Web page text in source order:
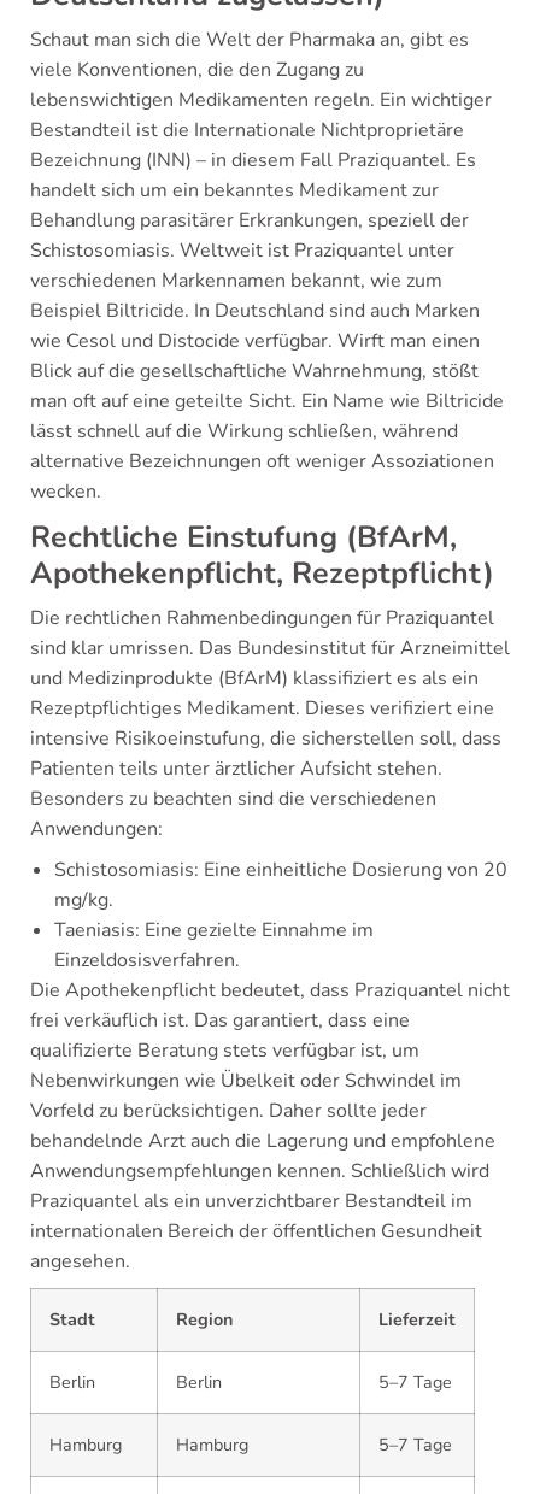
Schaut man sich die Welt der Pharmaka an, gibt es
viele Konventionen, die den Zugang zu
lebenswichtigen Medikamenten regeln. Ein wichtiger
Bestandteil ist die Internationale Nichtproprietäre
Bezeichnung (INN) – in diesem Fall Praziquantel. Es
handelt sich um ein bekanntes Medikament zur
Behandlung parasitärer Erkrankungen, speziell der
Schistosomiasis. Weltweit ist Praziquantel unter
verschiedenen Markennamen bekannt, wie zum
Beispiel Biltricide. In Deutschland sind auch Marken
wie Cesol und Distocide verfügbar. Wirft man einen
Blick auf die gesellschaftliche Wahrnehmung, stößt
man oft auf eine geteilte Sicht. Ein Name wie Biltricide
lässt schnell auf die Wirkung schließen, während
alternative Bezeichnungen oft weniger Assoziationen
wecken.
Rechtliche Einstufung (BfArM,
Apothekenpflicht, Rezeptpflicht)
Die rechtlichen Rahmenbedingungen für Praziquantel
sind klar umrissen. Das Bundesinstitut für Arzneimittel
und Medizinprodukte (BfArM) klassifiziert es als ein
Rezeptpflichtiges Medikament. Dieses verifiziert eine
intensive Risikoeinstufung, die sicherstellen soll, dass
Patienten teils unter ärztlicher Aufsicht stehen.
Besonders zu beachten sind die verschiedenen
Anwendungen:
Schistosomiasis: Eine einheitliche Dosierung von 20
mg/kg.
Taeniasis: Eine gezielte Einnahme im
Einzeldosisverfahren.
Die Apothekenpflicht bedeutet, dass Praziquantel nicht
frei verkäuflich ist. Das garantiert, dass eine
qualifizierte Beratung stets verfügbar ist, um
Nebenwirkungen wie Übelkeit oder Schwindel im
Vorfeld zu berücksichtigen. Daher sollte jeder
behandelnde Arzt auch die Lagerung und empfohlene
Anwendungsempfehlungen kennen. Schließlich wird
Praziquantel als ein unverzichtbarer Bestandteil im
internationalen Bereich der öffentlichen Gesundheit
angesehen.
Stadt Region Lieferzeit
Berlin Berlin 5–7 Tage
Hamburg Hamburg 5–7 Tage